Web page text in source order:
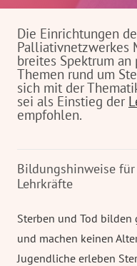
Die Einrichtungen
Palliativnetzwerkes
breites Spektrum
Themen rund um
sich mit der
sei als Einstieg der
empfohlen.
Bildungshinweise
Lehrkräfte
Sterben und Tod
und machen keinen
Jugendliche erleben